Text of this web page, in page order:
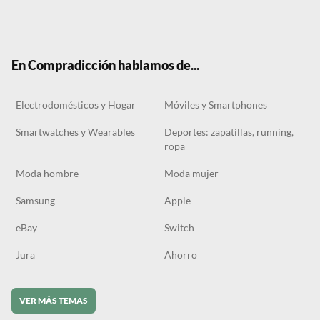
En Compradicción hablamos de...
Electrodomésticos y Hogar Móviles y Smartphones
Smartwatches y Wearables
Deportes: zapatillas, running,
ropa
Moda hombre Moda mujer
Samsung Apple
eBay Switch
Jura Ahorro
VER MÁS TEMAS